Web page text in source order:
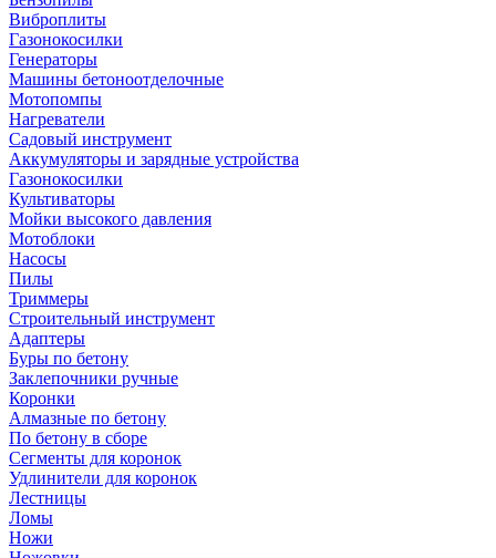
Виброплиты
Газонокосилки
Генераторы
Машины бетоноотделочные
Мотопомпы
Нагреватели
Садовый инструмент
Аккумуляторы и зарядные устройства
Газонокосилки
Культиваторы
Мойки высокого давления
Мотоблоки
Насосы
Пилы
Триммеры
Строительный инструмент
Адаптеры
Буры по бетону
Заклепочники ручные
Коронки
Алмазные по бетону
По бетону в сборе
Сегменты для коронок
Удлинители для коронок
Лестницы
Ломы
Ножи